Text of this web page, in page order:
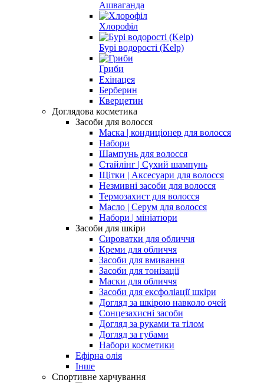
Ашваганда
Хлорофіл
Бурі водорості (Kelp)
Гриби
Ехінацея
Берберин
Кверцетин
Доглядова косметика
Засоби для волосся
Маска | кондиціонер для волосся
Набори
Шампунь для волосся
Стайлінг | Сухий шампунь
Щітки | Аксесуари для волосся
Незмивні засоби для волосся
Термозахист для волосся
Масло | Серум для волосся
Набори | мініатюри
Засоби для шкіри
Сироватки для обличчя
Креми для обличчя
Засоби для вмивання
Засоби для тонізації
Маски для обличчя
Засоби для ексфоліації шкіри
Догляд за шкірою навколо очей
Сонцезахисні засоби
Догляд за руками та тілом
Догляд за губами
Набори косметики
Ефірна олія
Інше
Спортивне харчування